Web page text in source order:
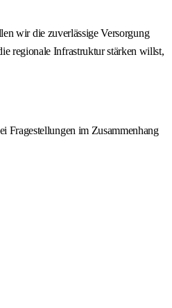
wir die zuverlässige Versorgung
regionale Infrastruktur stärken willst,
Fragestellungen im Zusammenhang